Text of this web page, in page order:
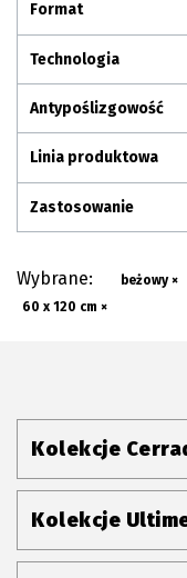
Format
Technologia
Antypoślizgowość
Linia produktowa
Zastosowanie
Wybrane: beżowy ×
60 x 120 cm ×
Kolekcje
Kolekcje